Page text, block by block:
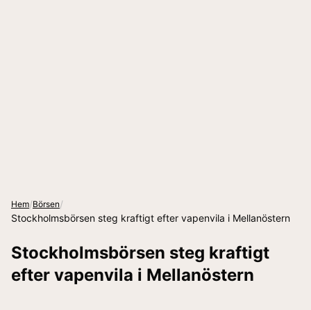
Hem/Börsen/
Stockholmsbörsen steg kraftigt efter vapenvila i Mellanöstern
Stockholmsbörsen steg kraftigt
efter vapenvila i Mellanöstern